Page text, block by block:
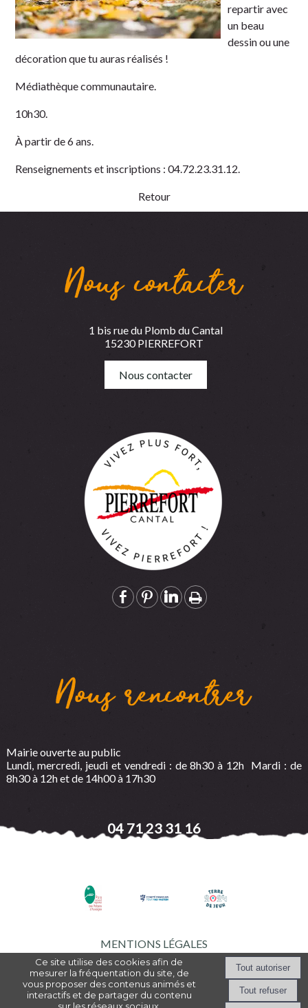
repartir avec
un beau
dessin ou une
décoration que tu auras réalisés !
Médiathèque communautaire.
10h30.
À partir de 6 ans.
Renseignements et inscriptions : 04.72.23.31.12.
Retour
Nous contacter
1 bis rue du Plomb du Cantal
15230 PIERREFORT
Nous contacter
Nous rencontrer
Mairie ouverte au public
Lundi, mercredi, jeudi et vendredi : de 8h30 à 12h Mardi : de
8h30 à 12h et de 14h00 à 17h30
04 71 23 31 16
MENTIONS LÉGALES
Création et hébergement du site Internet réalisé par Net15 -Site
administrable CMS propulsé par WebSee Mairie
Conditions Générales
Ce site utilise des cookies afin de
mesurer la fréquentation du site, de
vous proposer des contenus animés et
interactifs et de partager du contenu
sur les réseaux sociaux.